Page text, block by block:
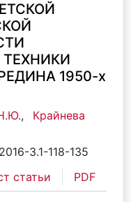
1950-х
,
Крайнева
3.1-118-135
статьи PDF